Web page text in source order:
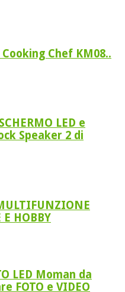
Chef KM08..
LED e
Speaker 2 di
HOBBY
LED Moman da
FOTO e VIDEO